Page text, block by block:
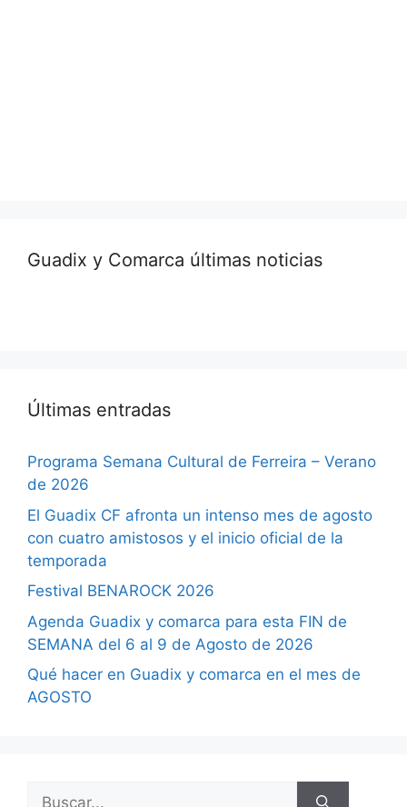
Guadix y Comarca últimas noticias
Últimas entradas
Programa Semana Cultural de Ferreira – Verano
de 2026
El Guadix CF afronta un intenso mes de agosto
con cuatro amistosos y el inicio oficial de la
temporada
Festival BENAROCK 2026
Agenda Guadix y comarca para esta FIN de
SEMANA del 6 al 9 de Agosto de 2026
Qué hacer en Guadix y comarca en el mes de
AGOSTO
Buscar: